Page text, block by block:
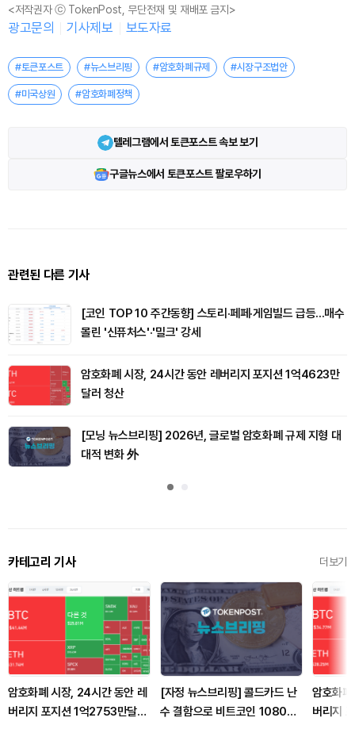
<저작권자 ⓒ TokenPost, 무단전재 및 재배포 금지>
광고문의 기사제보 보도자료
#토큰포스트 #뉴스브리핑 #암호화폐규제 #시장구조법안
#미국상원 #암호화폐정책
텔레그램에서 토큰포스트 속보 보기
구글뉴스에서 토큰포스트 팔로우하기
관련된 다른 기사
[코인 TOP 10 주간동향] 스토리·페페·게임빌드 급등...매수
몰린 '신퓨처스'·'밀크' 강세
암호화폐 시장, 24시간 동안 레버리지 포지션 1억4623만
달러 청산
[모닝 뉴스브리핑] 2026년, 글로벌 암호화폐 규제 지형 대
대적 변화 外
카테고리 기사 더보기
암호화폐 시장, 24시간 동안 레
버리지 포지션 1억2753만달러
[자정 뉴스브리핑] 콜드카드 난
수 결함으로 비트코인 1080개
암호화
버리지